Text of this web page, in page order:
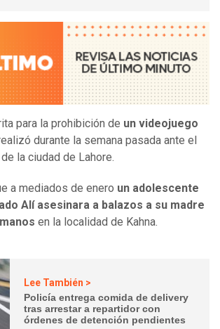
para la prohibición de un videojuego
durante la semana pasada ante el
la ciudad de Lahore.
a mediados de enero un adolescente
Alí asesinara a balazos a su madre
en la localidad de Kahna.
Lee También >
Policía entrega comida de delivery
tras arrestar a repartidor con
órdenes de detención pendientes